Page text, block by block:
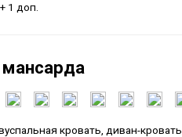
1 доп.
кровать, диван-кровать